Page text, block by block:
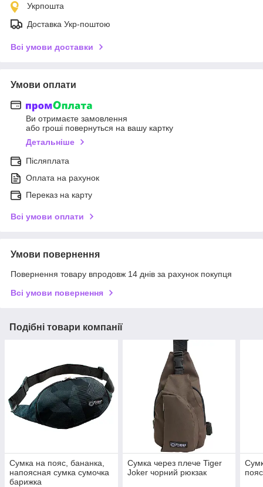
Укрпошта
Доставка Укр-поштою
Всі умови доставки
Умови оплати
Ви отримаєте замовлення
або гроші повернуться на вашу картку
Детальніше
Післяплата
Оплата на рахунок
Переказ на карту
Всі умови оплати
Умови повернення
Повернення товару впродовж 14 днів за рахунок покупця
Всі умови повернення
Подібні товари компанії
Сумка на пояс, бананка,
напоясная сумка сумочка
барижка
Сумка через плече Tiger
Joker чорний рюкзак